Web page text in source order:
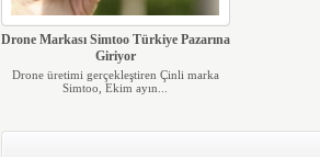
Drone Markası Simtoo Türkiye Pazarına
Giriyor
Drone üretimi gerçekleştiren Çinli marka
Simtoo, Ekim ayın...